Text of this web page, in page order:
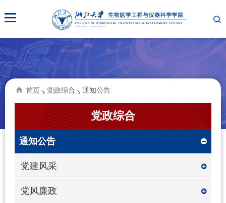
首页 党政综合 通知公告
党政综合
通知公告
党建风采
党风廉政